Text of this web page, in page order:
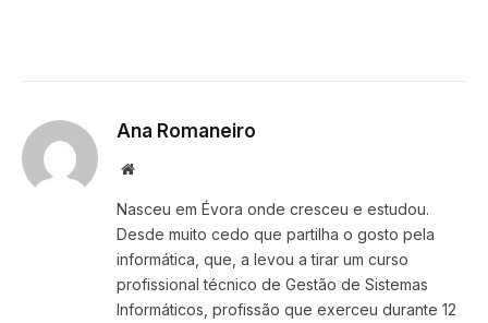
Ana Romaneiro
Website
Nasceu em Évora onde cresceu e estudou.
Desde muito cedo que partilha o gosto pela
informática, que, a levou a tirar um curso
profissional técnico de Gestão de Sistemas
Informáticos, profissão que exerceu durante 12